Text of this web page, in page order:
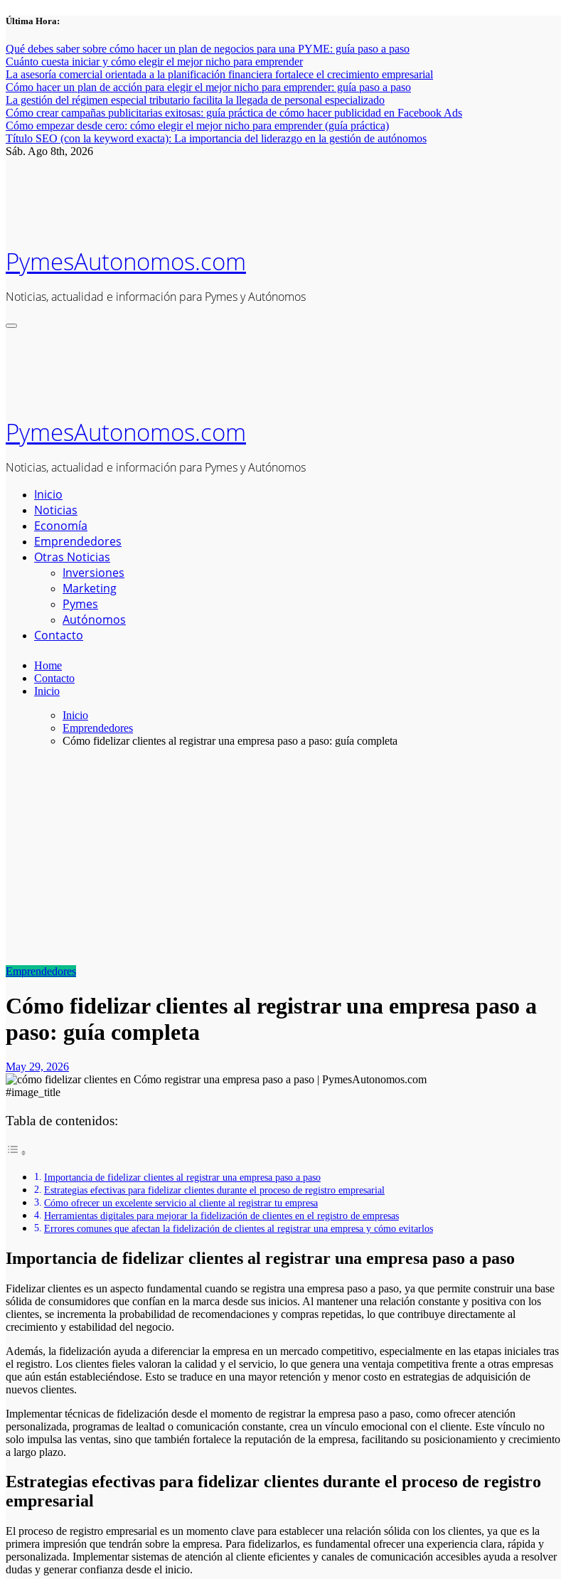
Saltar
contenido
Última Hora:
Qué debes saber sobre cómo hacer un plan de negocios para una PYME: guía paso a paso
Cuánto cuesta iniciar y cómo elegir el mejor nicho para emprender
La asesoría comercial orientada a la planificación financiera fortalece el crecimiento empresarial
Cómo hacer un plan de acción para elegir el mejor nicho para emprender: guía paso a paso
La gestión del régimen especial tributario facilita la llegada de personal especializado
Cómo crear campañas publicitarias exitosas: guía práctica de cómo hacer publicidad en Facebook Ads
Cómo empezar desde cero: cómo elegir el mejor nicho para emprender (guía práctica)
Título SEO (con la keyword exacta): La importancia del liderazgo en la gestión de autónomos
Sáb. Ago 8th, 2026
PymesAutonomos.com
Noticias, actualidad e información para Pymes y Autónomos
PymesAutonomos.com
Noticias, actualidad e información para Pymes y Autónomos
Inicio
Noticias
Economía
Emprendedores
Otras Noticias
Inversiones
Marketing
Pymes
Autónomos
Contacto
Home
Contacto
Inicio
Inicio
Emprendedores
Cómo fidelizar clientes al registrar una empresa paso a paso: guía completa
Emprendedores
Cómo fidelizar clientes al registrar una empresa paso a
paso: guía completa
May 29, 2026
#image_title
Tabla de contenidos:
Importancia de fidelizar clientes al registrar una empresa paso a paso
Estrategias efectivas para fidelizar clientes durante el proceso de registro empresarial
Cómo ofrecer un excelente servicio al cliente al registrar tu empresa
Herramientas digitales para mejorar la fidelización de clientes en el registro de empresas
Errores comunes que afectan la fidelización de clientes al registrar una empresa y cómo evitarlos
Importancia de fidelizar clientes al registrar una empresa paso a paso
Fidelizar clientes es un aspecto fundamental cuando se registra una empresa paso a paso, ya que permite construir una base
sólida de consumidores que confían en la marca desde sus inicios. Al mantener una relación constante y positiva con los
clientes, se incrementa la probabilidad de recomendaciones y compras repetidas, lo que contribuye directamente al
crecimiento y estabilidad del negocio.
Además, la fidelización ayuda a diferenciar la empresa en un mercado competitivo, especialmente en las etapas iniciales tras
el registro. Los clientes fieles valoran la calidad y el servicio, lo que genera una ventaja competitiva frente a otras empresas
que aún están estableciéndose. Esto se traduce en una mayor retención y menor costo en estrategias de adquisición de
nuevos clientes.
Implementar técnicas de fidelización desde el momento de registrar la empresa paso a paso, como ofrecer atención
personalizada, programas de lealtad o comunicación constante, crea un vínculo emocional con el cliente. Este vínculo no
solo impulsa las ventas, sino que también fortalece la reputación de la empresa, facilitando su posicionamiento y crecimiento
a largo plazo.
Estrategias efectivas para fidelizar clientes durante el proceso de registro
empresarial
El proceso de registro empresarial es un momento clave para establecer una relación sólida con los clientes, ya que es la
primera impresión que tendrán sobre la empresa. Para fidelizarlos, es fundamental ofrecer una experiencia clara, rápida y
personalizada. Implementar sistemas de atención al cliente eficientes y canales de comunicación accesibles ayuda a resolver
dudas y generar confianza desde el inicio.